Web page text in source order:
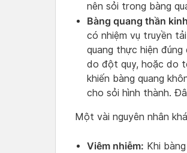
nên sỏi trong bàng
Bàng quang thần
có nhiệm vụ truyền
quang thực hiện
do đột quỵ, hoặc do
khiến bàng quang
cho sỏi hình thành.
Một vài nguyên nhân
Viêm nhiễm: Khi